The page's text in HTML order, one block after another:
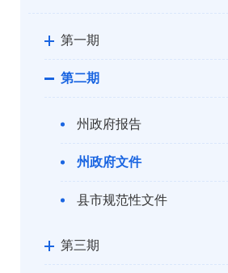
第一期
第二期
州政府报告
州政府文件
县市规范性文件
第三期